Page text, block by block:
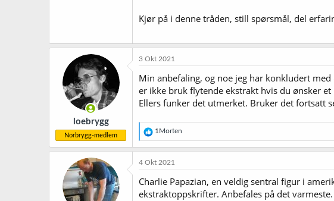
Kjør på i denne tråden, still spørsmål, del
loebrygg
Norbrygg-medlem
3 Okt 2021
Min anbefaling, og noe jeg har konkludert
er ikke bruk flytende ekstrakt hvis du ønsker
Ellers funker det utmerket. Bruker det fortsatt
R
e
a
k
o
n
1Morten
4 Okt 2021
Charlie Papazian, en veldig sentral figur i
ekstraktoppskrifter. Anbefales på det